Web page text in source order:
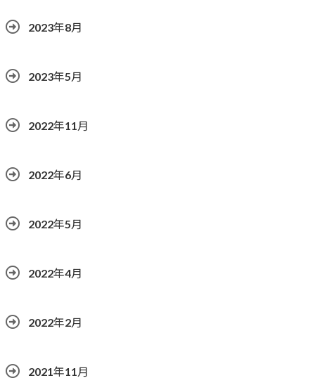
2023年8月
2023年5月
2022年11月
2022年6月
2022年5月
2022年4月
2022年2月
2021年11月